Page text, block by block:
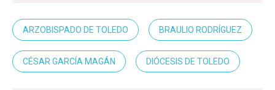
ARZOBISPADO DE TOLEDO BRAULIO RODRÍGUEZ
CÉSAR GARCÍA MAGÁN DIÓCESIS DE TOLEDO